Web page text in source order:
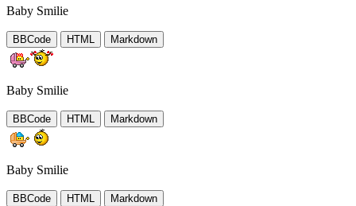
Baby Smilie
BBCode HTML Markdown
Baby Smilie
BBCode HTML Markdown
Baby Smilie
BBCode HTML Markdown